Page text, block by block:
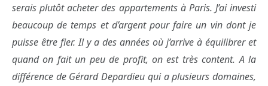
serais plutôt acheter des appartements à Paris. J’ai investi
beaucoup de temps et d’argent pour faire un vin dont je
puisse être fier. Il y a des années où j’arrive à équilibrer et
quand on fait un peu de profit, on est très content. A la
différence de Gérard Depardieu qui a plusieurs domaines,